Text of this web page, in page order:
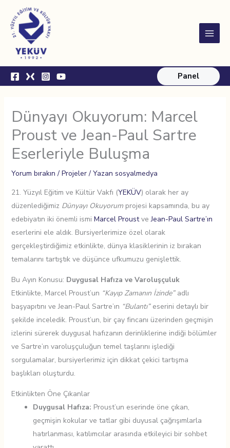
atla
Menu
Panel
Dünyayı Okuyorum: Marcel
Proust ve Jean-Paul Sartre
Eserleriyle Buluşma
Yorum bırakın / Projeler/ Yazan sosyalmedya
21. Yüzyıl Eğitim ve Kültür Vakfı (YEKÜV) olarak her ay
düzenlediğimiz Dünyayı Okuyorumprojesi kapsamında, bu ay
edebiyatın iki önemli ismi Marcel ProustveJean-Paul Sartre’ın
eserlerini ele aldık. Bursiyerlerimize özel olarak
gerçekleştirdiğimiz etkinlikte, dünya klasiklerinin iz bırakan
temalarını tartıştık ve düşünce ufkumuzu genişlettik.
Bu Ayın Konusu: Duygusal Hafıza ve Varoluşçuluk
Etkinlikte, Marcel Proust’un “Kayıp Zamanın İzinde”adlı
başyapıtını ve Jean-Paul Sartre’ın “Bulantı”eserini detaylı bir
şekilde inceledik. Proust’un, bir çay fincanı üzerinden geçmişin
izlerini sürerek duygusal hafızanın derinliklerine indiği bölümler
ve Sartre’ın varoluşçuluğun temel taşlarını işlediği
sorgulamalar, bursiyerlerimiz için dikkat çekici tartışma
başlıkları oluşturdu.
Etkinlikten Öne Çıkanlar
Duygusal Hafıza: Proust’un eserinde öne çıkan,
geçmişin kokular ve tatlar gibi duyusal çağrışımlarla
hatırlanması, katılımcılar arasında etkileyici bir sohbet